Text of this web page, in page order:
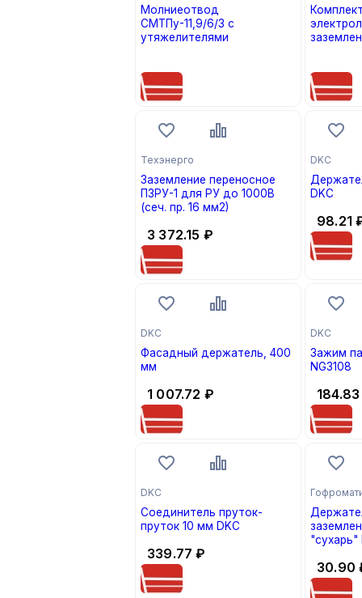
Молниеотвод
СМТПу-11,9/6/3 с
утяжелителями
Техэнерго
Заземление переносное
ПЗРУ-1 для РУ до 1000В
(сеч. пр. 16 мм2)
3 372.15 ₽
DKC
DKC
98.21
DKC
Фасадный держатель, 400
мм
1 007.72 ₽
DKC
Зажим
NG3108
184.83
DKC
Соединитель пруток-
пруток 10 мм DKC
339.77 ₽
30.90